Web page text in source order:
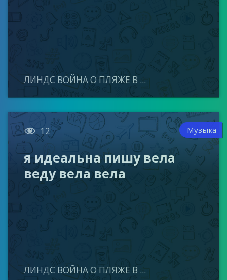
ЛИНДС ВОЙНА О ПЛЯЖЕ В ...
 12 Музыка
я идеальна пишу вела
веду вела вела
ЛИНДС ВОЙНА О ПЛЯЖЕ В ...